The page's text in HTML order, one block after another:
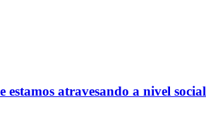
atravesando a nivel social